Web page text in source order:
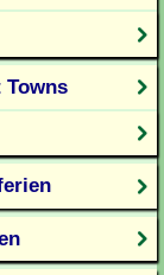
Towns